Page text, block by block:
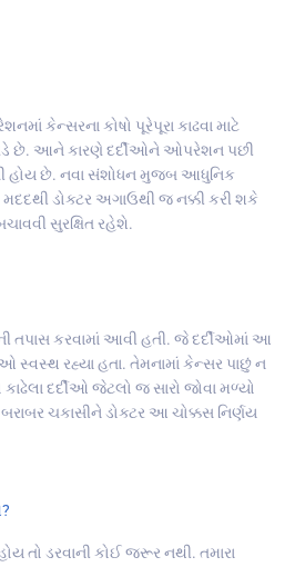
કેન્સરના કોષો પૂરેપૂરા કાઢવા માટે
છે. આને કારણે દર્દીઓને ઓપરેશન પછી
હોય છે. નવા સંશોધન મુજબ આધુનિક
ડોક્ટર અગાઉથી જ નક્કી કરી શકે
સુરક્ષિત રહેશે.
તપાસ કરવામાં આવી હતી. જે દર્દીઓમાં આ
સ્વસ્થ રહ્યા હતા. તેમનામાં કેન્સર પાછું ન
દર્દીઓ જેટલો જ સારો જોવા મળ્યો
ચકાસીને ડોક્ટર આ ચોક્કસ નિર્ણય
તો ડરવાની કોઈ જરૂર નથી. તમારા